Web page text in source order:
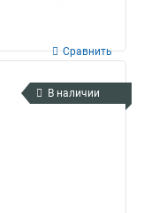
Сравнить
В наличии